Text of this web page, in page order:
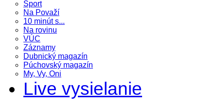
Šport
Na Považí
10 minút s...
Na rovinu
VÚC
Záznamy
Dubnický magazín
Púchovský magazín
My, Vy, Oni
Live vysielanie